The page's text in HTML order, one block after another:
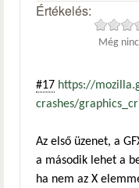
Értékelés:
Még
#17 https://
crashes/
Az első üzenet, a
a második lehet a
ha nem az X